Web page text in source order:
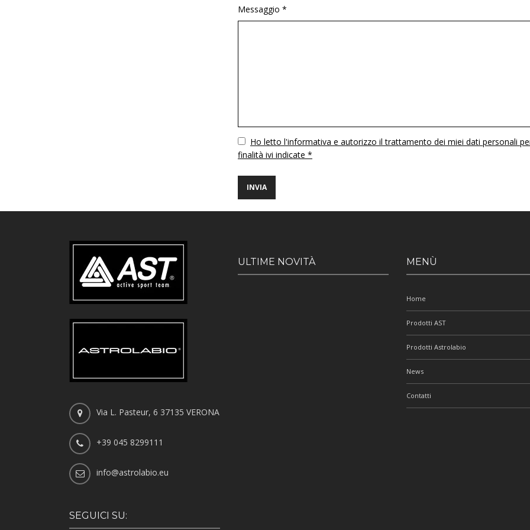
Messaggio *
VuotoHo letto l'informativa e autorizzo il trattamento dei miei dati personali
finalità ivi indicate *
Via L. Pasteur, 6 37135 VERONA
+39 045 8299111
info@astrolabio.eu
SEGUICI SU:
ULTIME NOVITÀ MENÙ
Home
Prodotti AST
Prodotti Astrolabio
News
Contatti